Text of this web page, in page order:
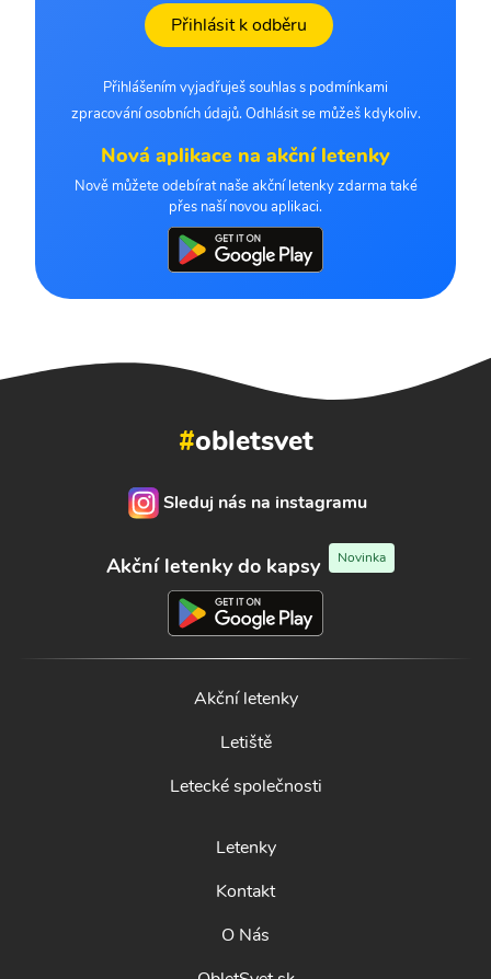
Přihlásit k odběru
Přihlášením vyjadřuješ souhlas s podmínkami
zpracování osobních údajů. Odhlásit se můžeš kdykoliv.
Nová aplikace na akční letenky
Nově můžete odebírat naše akční letenky zdarma také
přes naší novou aplikaci.
#obletsvet
Sleduj nás na instagramu
Akční letenky do kapsy Novinka
Akční letenky
Letiště
Letecké společnosti
Letenky
Kontakt
O Nás